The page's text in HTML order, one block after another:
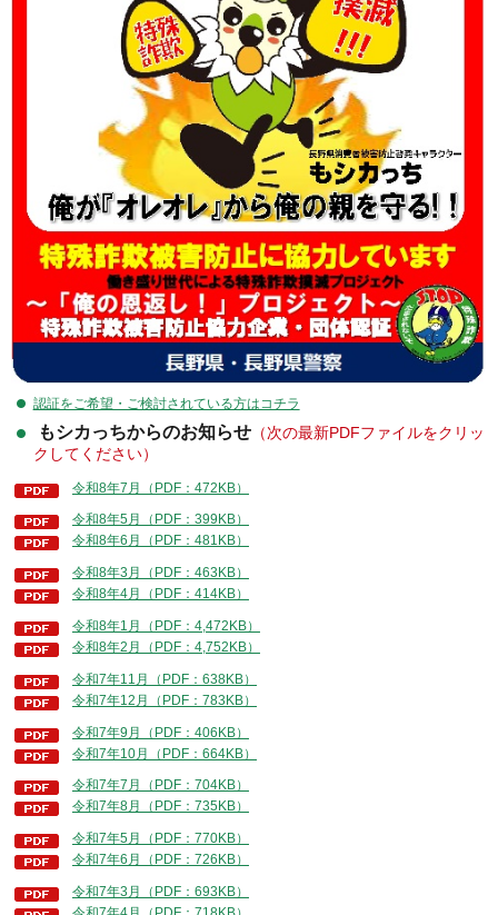
認証をご希望・ご検討されている方はコチラ
もシカっちからのお知らせ（次の最新PDFファイルをクリッ
クしてください）
令和8年7月（PDF：472KB）
令和8年5月（PDF：399KB）
令和8年6月（PDF：481KB）
令和8年3月（PDF：463KB）
令和8年4月（PDF：414KB）
令和8年1月（PDF：4,472KB）
令和8年2月（PDF：4,752KB）
令和7年11月（PDF：638KB）
令和7年12月（PDF：783KB）
令和7年9月（PDF：406KB）
令和7年10月（PDF：664KB）
令和7年7月（PDF：704KB）
令和7年8月（PDF：735KB）
令和7年5月（PDF：770KB）
令和7年6月（PDF：726KB）
令和7年3月（PDF：693KB）